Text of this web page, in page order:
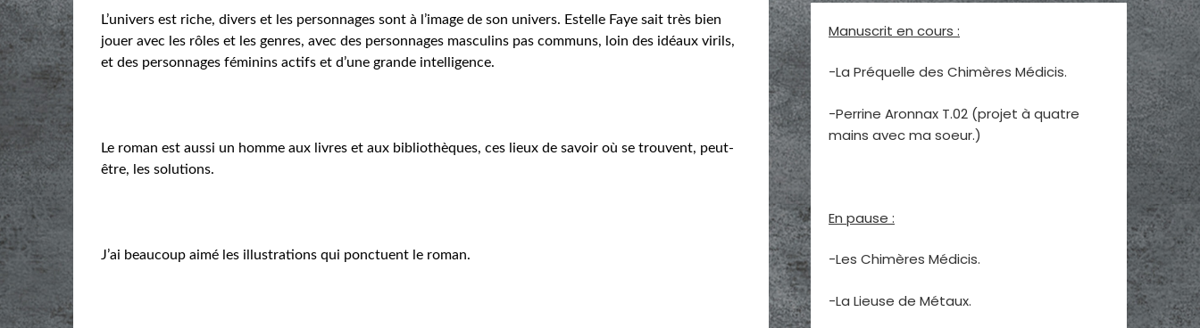
L’univers est riche, divers et les personnages sont à l’image de son univers. Estelle Faye sait très bien
jouer avec les rôles et les genres, avec des personnages masculins pas communs, loin des idéaux virils,
et des personnages féminins actifs et d’une grande intelligence.
Le roman est aussi un homme aux livres et aux bibliothèques, ces lieux de savoir où se trouvent, peut-
être, les solutions.
J’ai beaucoup aimé les illustrations qui ponctuent le roman.
Manuscrit en cours :
-La Préquelle des Chimères Médicis.
-Perrine Aronnax T.02 (projet à quatre
mains avec ma soeur.)
En pause :
-Les Chimères Médicis.
-La Lieuse de Métaux.